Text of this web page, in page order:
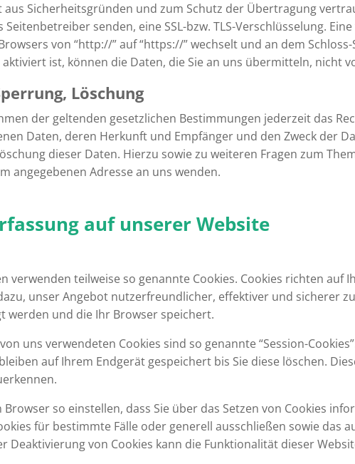
aus Sicherheitsgründen und zum Schutz der Übertragung
Seitenbetreiber senden, eine SSL-bzw. TLS-Verschlüsselung.
von “http://” auf “https://” wechselt und an dem
ist, können die Daten, die Sie an uns übermitteln, nicht
Löschung
der geltenden gesetzlichen Bestimmungen jederzeit das
Daten, deren Herkunft und Empfänger und den Zweck der
dieser Daten. Hierzu sowie zu weiteren Fragen zum
angegebenen Adresse an uns wenden.
auf unserer Website
verwenden teilweise so genannte Cookies. Cookies richten auf
unser Angebot nutzerfreundlicher, effektiver und sicherer
werden und die Ihr Browser speichert.
uns verwendeten Cookies sind so genannte “Session-
auf Ihrem Endgerät gespeichert bis Sie diese löschen.
Browser so einstellen, dass Sie über das Setzen von Cookies
für bestimmte Fälle oder generell ausschließen sowie das
Deaktivierung von Cookies kann die Funktionalität dieser